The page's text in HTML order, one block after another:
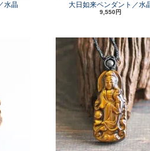
水晶 大日如来ペンダント／水
9,550円